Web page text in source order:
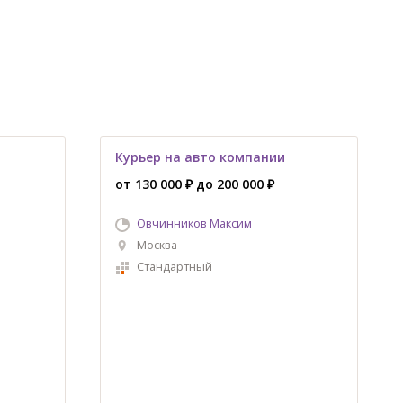
Курьер на авто компании
от 130 000 ₽ до 200 000 ₽
Овчинников Максим
Москва
Стандартный